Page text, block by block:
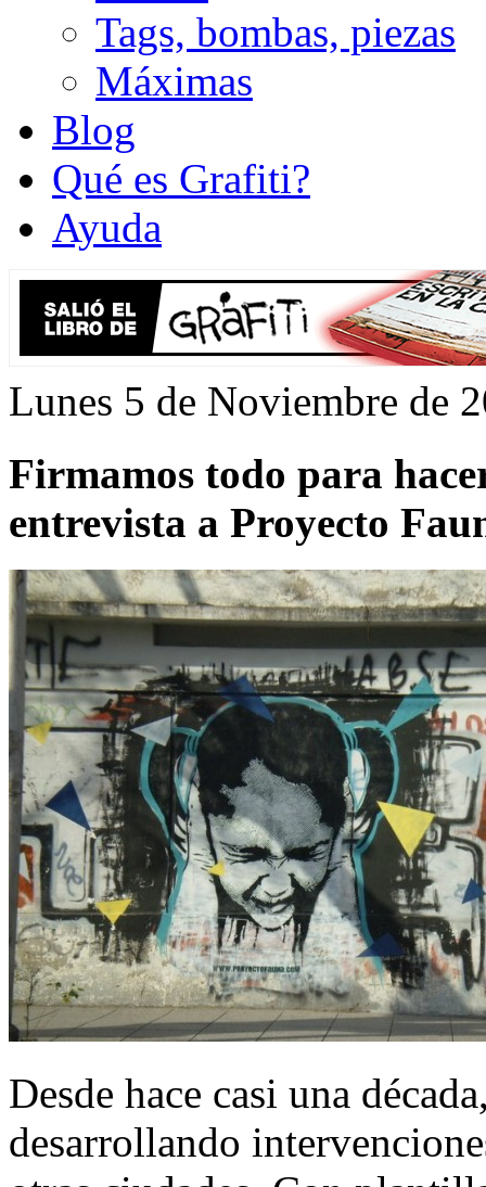
Tags, bombas, piezas
Máximas
Blog
Qué es Grafiti?
Ayuda
Lunes 5 de Noviembre de
Firmamos todo para
entrevista a Proyecto
Desde hace casi una
desarrollando